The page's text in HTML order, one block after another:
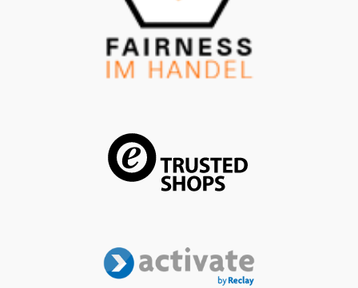
Ladeequipment ist ausschließlich zur Verwendung bei
Fahrzeugen geeignet, die den allgemein gültigen Normen
und Richtlinien für Elektrofahrzeuge entsprechen. Die
Kompatibilität ist nur für elektrifizierte Fahrzeuge mit
einem Typ-2-Stecker gewährleistet. Die Ladezeit ist vom
Verkauf und Versand durch: AVP Sportwagen GmbH
LandshutPorsche Zentrum LandshutAlbert Einstein Straße
184030 ErgoldingUSt.-IdNr.: DE263328607